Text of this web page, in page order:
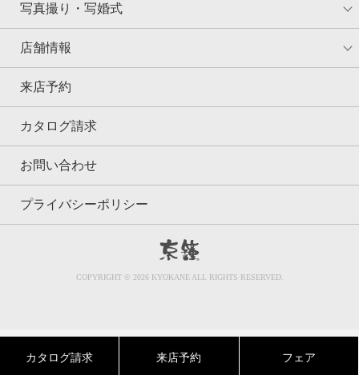
カタログ請求 来店予約 フェア
写真撮り・写婚式
店舗情報
来店予約
カタログ請求
お問い合わせ
プライバシーポリシー
COPYRIGHT © 2026 KYOKANE ALL RIGHTS RESERVED.